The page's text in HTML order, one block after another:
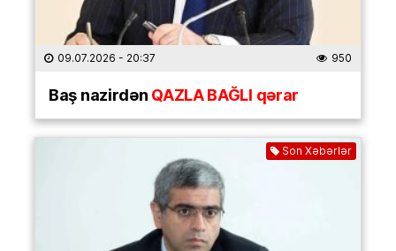
09.07.2026 - 20:37 950
Baş nazirdənQAZLA BAĞLI qərar
Son Xəbərlər